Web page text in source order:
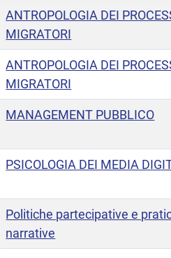
ANTROPOLOGIA DEI
MIGRATORI
ANTROPOLOGIA DEI
MIGRATORI
MANAGEMENT PUBBLICO
PSICOLOGIA DEI MEDIA
Politiche partecipative e
narrative